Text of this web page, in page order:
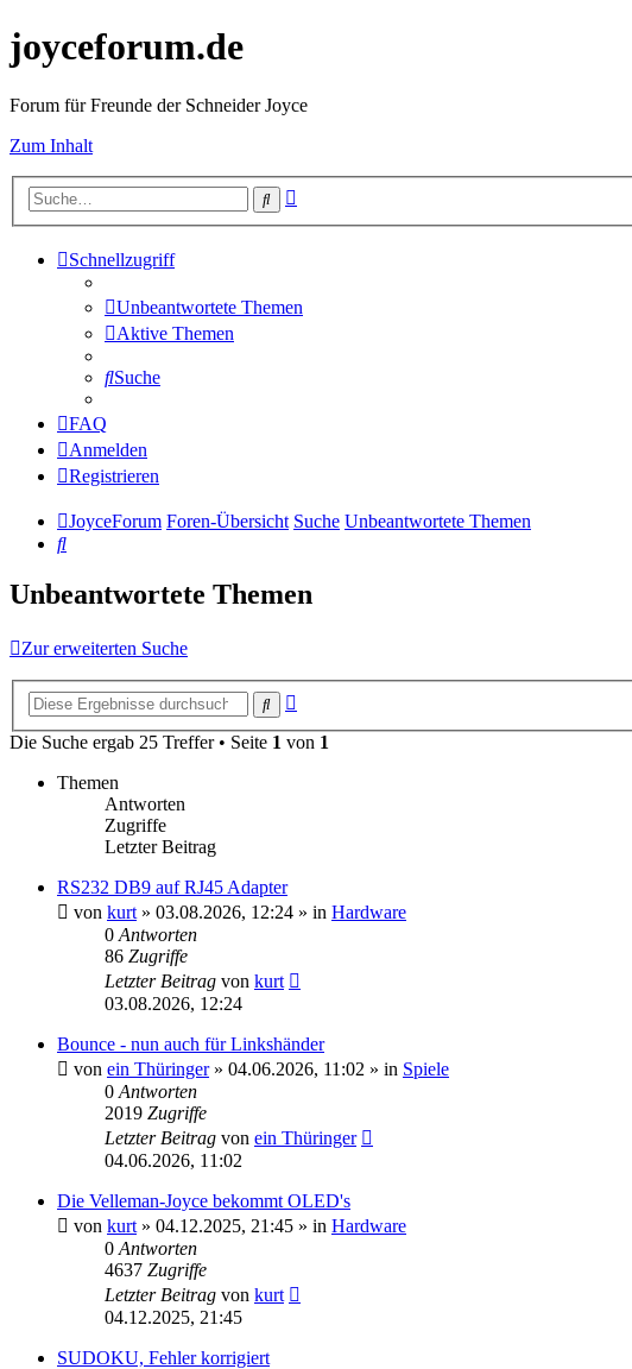
joyceforum.de
Forum für Freunde der Schneider Joyce
Zum Inhalt
Suche
Schnellzugriff
Unbeantwortete Themen
Aktive Themen
Suche
FAQ
Anmelden
Registrieren
JoyceForum Foren-Übersicht Suche Unbeantwortete Themen
Suche
Unbeantwortete Themen
Zur erweiterten Suche
Suche
Die Suche ergab 25 Treffer • Seite 1 von 1
Themen
Antworten
Zugriffe
Letzter Beitrag
RS232 DB9 auf RJ45 Adapter
von kurt » 03.08.2026, 12:24 » in Hardware
0 Antworten
86 Zugriffe
Letzter Beitrag von kurt
03.08.2026, 12:24
Bounce - nun auch für Linkshänder
von ein Thüringer» 04.06.2026, 11:02 » in Spiele
0 Antworten
2019 Zugriffe
Letzter Beitrag von ein Thüringer
04.06.2026, 11:02
Die Velleman-Joyce bekommt OLED's
von kurt » 04.12.2025, 21:45 » in Hardware
0 Antworten
4637 Zugriffe
Letzter Beitrag von kurt
04.12.2025, 21:45
SUDOKU, Fehler korrigiert